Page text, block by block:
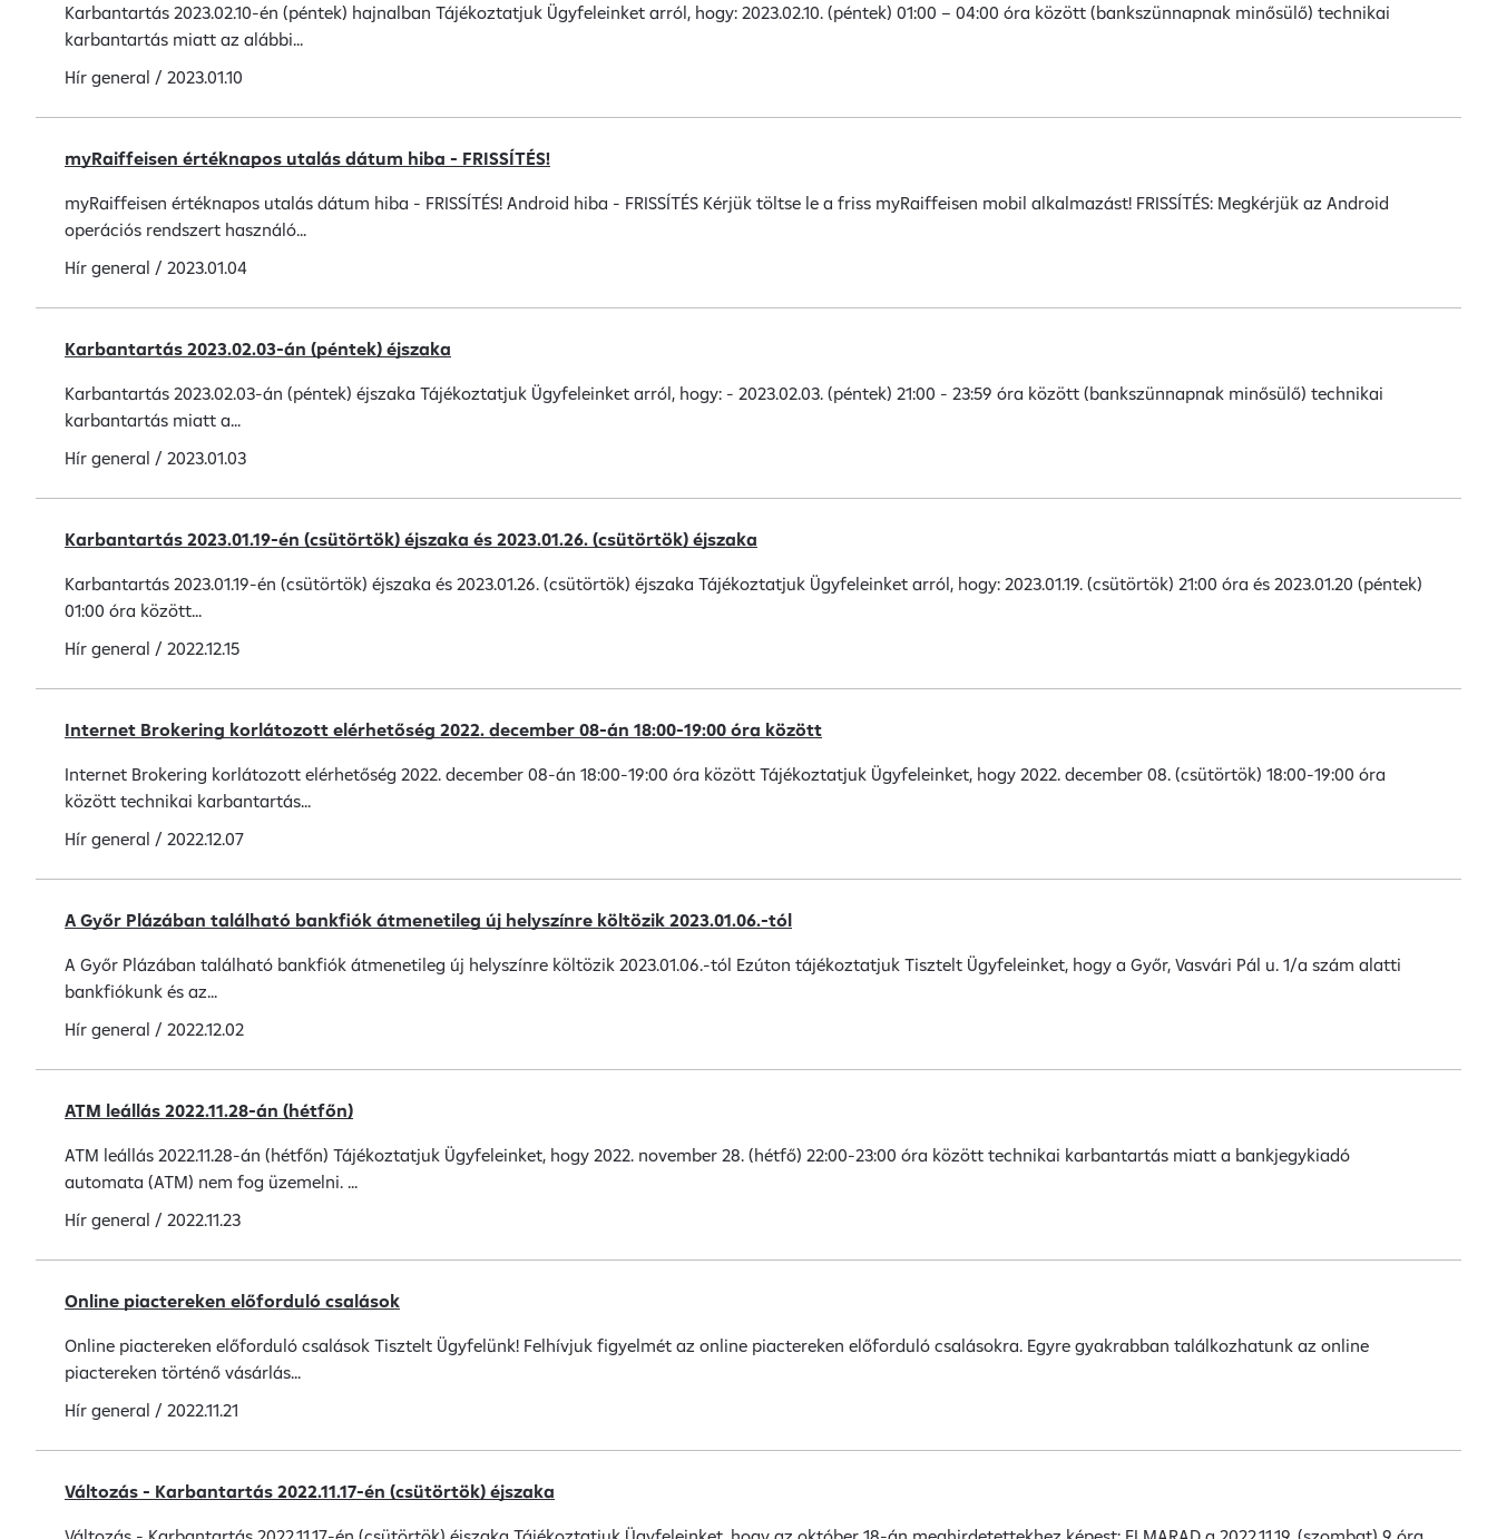
Karbantartás 2023.02.10-én (péntek) hajnalban Tájékoztatjuk Ügyfeleinket arról, hogy: 2023.02.10. (péntek) 01:00 – 04:00 óra között (bankszünnapnak minősülő) technikai
karbantartás miatt az alábbi...
Hír general / 2023.01.10
myRaiffeisen értéknapos utalás dátum hiba - FRISSÍTÉS!
myRaiffeisen értéknapos utalás dátum hiba - FRISSÍTÉS! Android hiba - FRISSÍTÉS Kérjük töltse le a friss myRaiffeisen mobil alkalmazást! FRISSÍTÉS: Megkérjük az Android
operációs rendszert használó...
Hír general / 2023.01.04
Karbantartás 2023.02.03-án (péntek) éjszaka
Karbantartás 2023.02.03-án (péntek) éjszaka Tájékoztatjuk Ügyfeleinket arról, hogy: - 2023.02.03. (péntek) 21:00 - 23:59 óra között (bankszünnapnak minősülő) technikai
karbantartás miatt a...
Hír general / 2023.01.03
Karbantartás 2023.01.19-én (csütörtök) éjszaka és 2023.01.26. (csütörtök) éjszaka
Karbantartás 2023.01.19-én (csütörtök) éjszaka és 2023.01.26. (csütörtök) éjszaka Tájékoztatjuk Ügyfeleinket arról, hogy: 2023.01.19. (csütörtök) 21:00 óra és 2023.01.20 (péntek)
01:00 óra között...
Hír general / 2022.12.15
Internet Brokering korlátozott elérhetőség 2022. december 08-án 18:00-19:00 óra között
Internet Brokering korlátozott elérhetőség 2022. december 08-án 18:00-19:00 óra között Tájékoztatjuk Ügyfeleinket, hogy 2022. december 08. (csütörtök) 18:00-19:00 óra
között technikai karbantartás...
Hír general / 2022.12.07
A Győr Plázában található bankfiók átmenetileg új helyszínre költözik 2023.01.06.-tól
A Győr Plázában található bankfiók átmenetileg új helyszínre költözik 2023.01.06.-tól Ezúton tájékoztatjuk Tisztelt Ügyfeleinket, hogy a Győr, Vasvári Pál u. 1/a szám alatti
bankfiókunk és az...
Hír general / 2022.12.02
ATM leállás 2022.11.28-án (hétfőn)
ATM leállás 2022.11.28-án (hétfőn) Tájékoztatjuk Ügyfeleinket, hogy 2022. november 28. (hétfő) 22:00-23:00 óra között technikai karbantartás miatt a bankjegykiadó
automata (ATM) nem fog üzemelni. ...
Hír general / 2022.11.23
Online piactereken előforduló csalások
Online piactereken előforduló csalások Tisztelt Ügyfelünk! Felhívjuk figyelmét az online piactereken előforduló csalásokra. Egyre gyakrabban találkozhatunk az online
piactereken történő vásárlás...
Hír general / 2022.11.21
Változás - Karbantartás 2022.11.17-én (csütörtök) éjszaka